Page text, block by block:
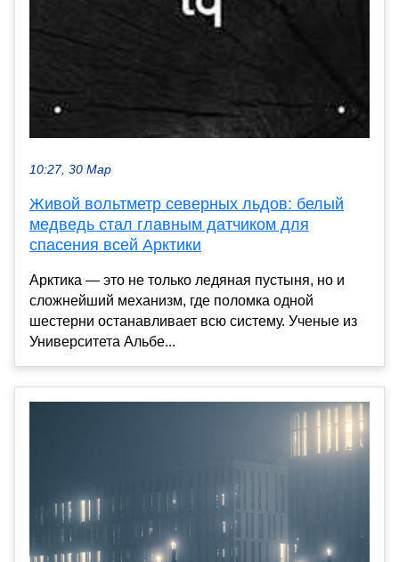
10:27, 30 Мар
Живой вольтметр северных льдов: белый
медведь стал главным датчиком для
спасения всей Арктики
Арктика — это не только ледяная пустыня, но и
сложнейший механизм, где поломка одной
шестерни останавливает всю систему. Ученые из
Университета Альбе...